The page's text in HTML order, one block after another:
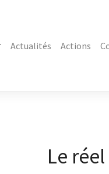
Actualités Actions
Le